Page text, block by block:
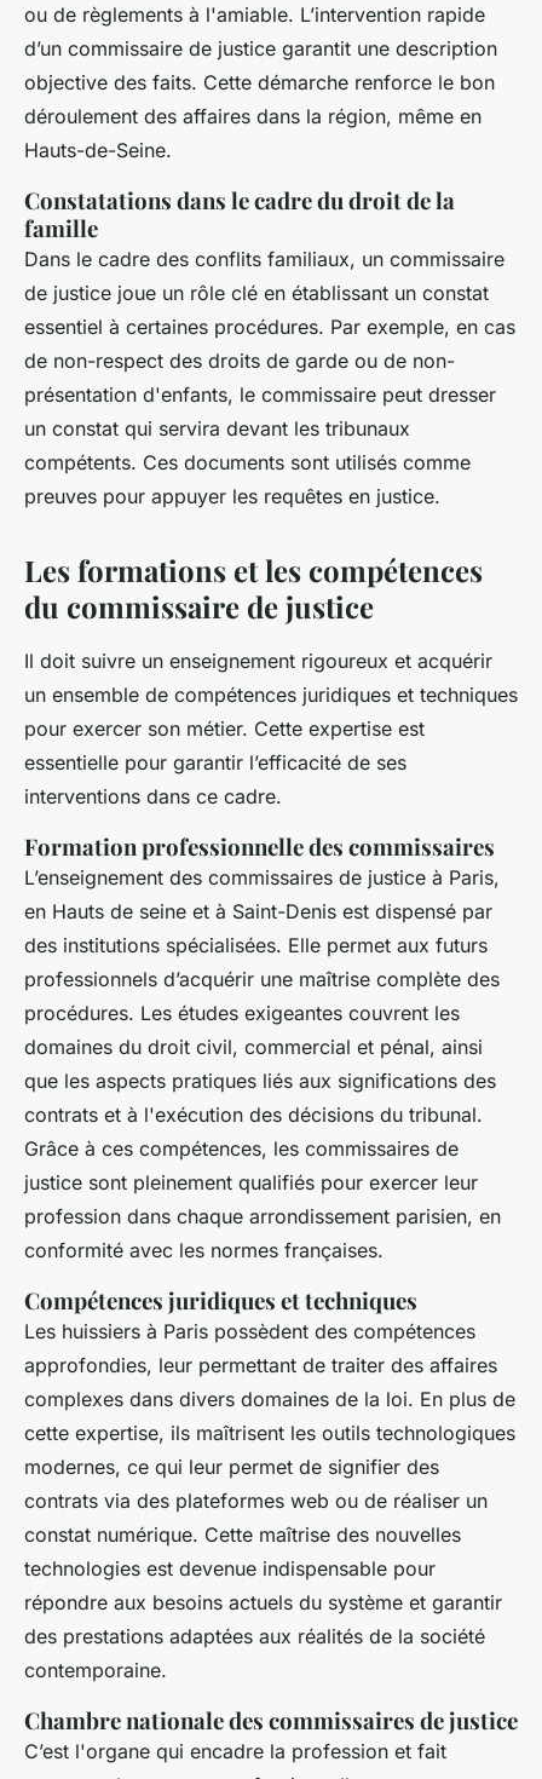
ou de règlements à l'amiable. L’intervention rapide
d’un commissaire de justice garantit une description
objective des faits. Cette démarche renforce le bon
déroulement des affaires dans la région, même en
Hauts-de-Seine.
Constatations dans le cadre du droit de la
famille
Dans le cadre des conflits familiaux, un commissaire
de justice joue un rôle clé en établissant un constat
essentiel à certaines procédures. Par exemple, en cas
de non-respect des droits de garde ou de non-
présentation d'enfants, le commissaire peut dresser
un constat qui servira devant les tribunaux
compétents. Ces documents sont utilisés comme
preuves pour appuyer les requêtes en justice.
Les formations et les compétences
du commissaire de justice
Il doit suivre un enseignement rigoureux et acquérir
un ensemble de compétences juridiques et techniques
pour exercer son métier. Cette expertise est
essentielle pour garantir l’efficacité de ses
interventions dans ce cadre.
Formation professionnelle des commissaires
L’enseignement des commissaires de justice à Paris,
en Hauts de seine et à Saint-Denis est dispensé par
des institutions spécialisées. Elle permet aux futurs
professionnels d’acquérir une maîtrise complète des
procédures. Les études exigeantes couvrent les
domaines du droit civil, commercial et pénal, ainsi
que les aspects pratiques liés aux significations des
contrats et à l'exécution des décisions du tribunal.
Grâce à ces compétences, les commissaires de
justice sont pleinement qualifiés pour exercer leur
profession dans chaque arrondissement parisien, en
conformité avec les normes françaises.
Compétences juridiques et techniques
Les huissiers à Paris possèdent des compétences
approfondies, leur permettant de traiter des affaires
complexes dans divers domaines de la loi. En plus de
cette expertise, ils maîtrisent les outils technologiques
modernes, ce qui leur permet de signifier des
contrats via des plateformes web ou de réaliser un
constat numérique. Cette maîtrise des nouvelles
technologies est devenue indispensable pour
répondre aux besoins actuels du système et garantir
des prestations adaptées aux réalités de la société
contemporaine.
Chambre nationale des commissaires de justice
C’est l'organe qui encadre la profession et fait